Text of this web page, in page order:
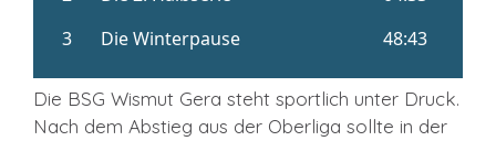
Die BSG Wismut Gera steht sportlich unter Druck.
Nach dem Abstieg aus der Oberliga sollte in der